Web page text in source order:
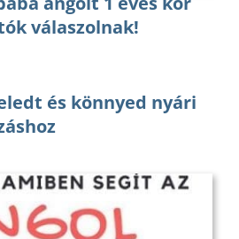
válaszolnak!
és könnyed nyári